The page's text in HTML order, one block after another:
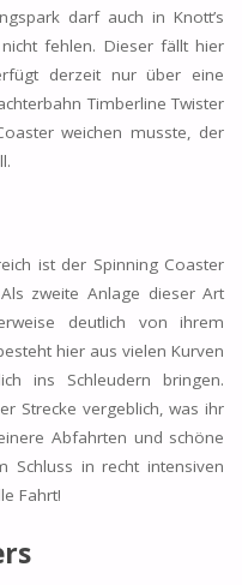
darf auch in Knott’s
fehlen. Dieser fällt hier
derzeit nur über eine
Timberline Twister
weichen musste, der
ist der Spinning Coaster
zweite Anlage dieser Art
deutlich von ihrem
hier aus vielen Kurven
ins Schleudern bringen.
Strecke vergeblich, was ihr
Abfahrten und schöne
Schluss in recht intensiven
Fahrt!